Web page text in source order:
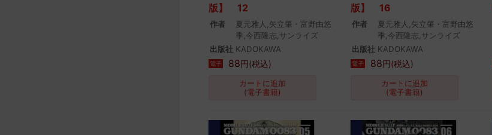
版】 12
作者
夏元雅人,矢立肇・富野由悠
季,今西隆志,サンライズ
出版社 KADOKAWA
電子 88円(税込)
カートに追加
(電子書籍)
版】 16
作者
夏元雅人,矢立肇・富野由悠
季,今西隆志,サンライズ
出版社 KADOKAWA
電子 88円(税込)
カートに追加
(電子書籍)